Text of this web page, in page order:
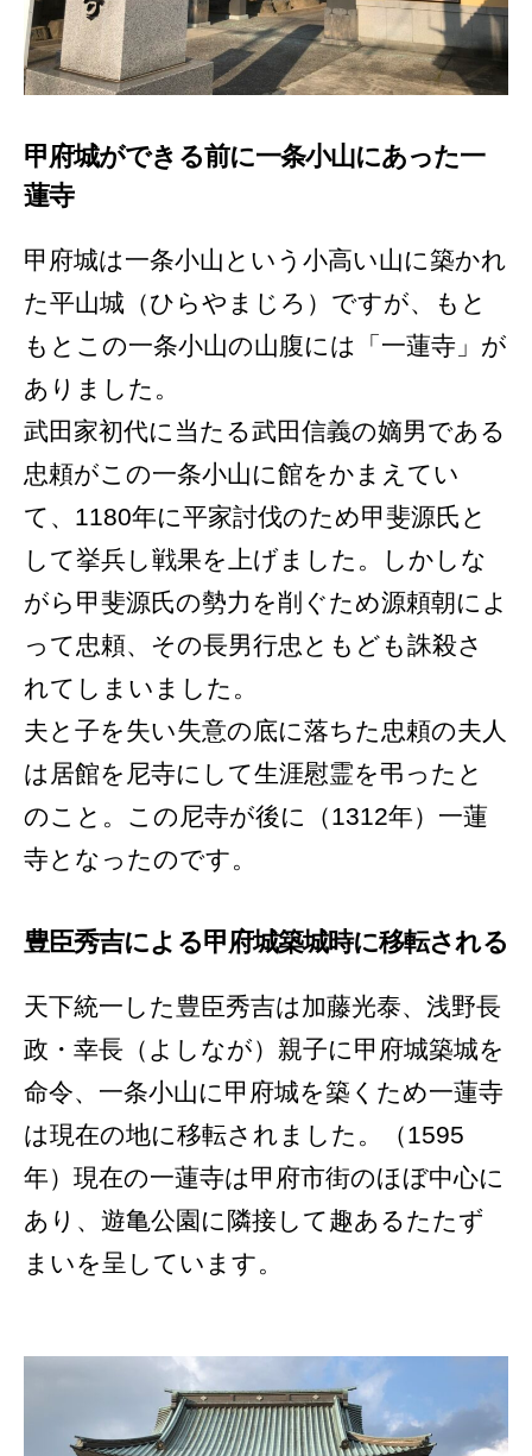
甲府城ができる前に一条小山にあった一
蓮寺
甲府城は一条小山という小高い山に築かれ
た平山城（ひらやまじろ）ですが、もと
もとこの一条小山の山腹には「一蓮寺」が
ありました。
武田家初代に当たる武田信義の嫡男である
忠頼がこの一条小山に館をかまえてい
て、1180年に平家討伐のため甲斐源氏と
して挙兵し戦果を上げました。しかしな
がら甲斐源氏の勢力を削ぐため源頼朝によ
って忠頼、その長男行忠ともども誅殺さ
れてしまいました。
夫と子を失い失意の底に落ちた忠頼の夫人
は居館を尼寺にして生涯慰霊を弔ったと
のこと。この尼寺が後に（1312年）一蓮
寺となったのです。
豊臣秀吉による甲府城築城時に移転される
天下統一した豊臣秀吉は加藤光泰、浅野長
政・幸長（よしなが）親子に甲府城築城を
命令、一条小山に甲府城を築くため一蓮寺
は現在の地に移転されました。（1595
年）現在の一蓮寺は甲府市街のほぼ中心に
あり、遊亀公園に隣接して趣あるたたず
まいを呈しています。